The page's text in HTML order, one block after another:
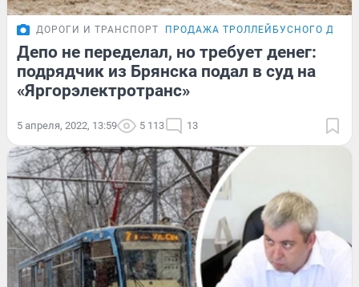
ДОРОГИ И ТРАНСПОРТ ПРОДАЖА ТРОЛЛЕЙБУСНОГО ДЕПО
Депо не переделал, но требует денег:
подрядчик из Брянска подал в суд на
«Яргорэлектротранс»
5 апреля, 2022, 13:59 5 113 13